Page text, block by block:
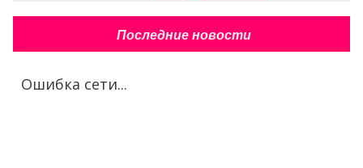
Последние новости
Ошибка сети...